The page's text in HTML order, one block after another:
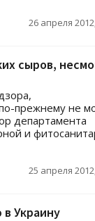
26 апреля
сыров,
прежнему не
департамента
и
25 апреля
Украину